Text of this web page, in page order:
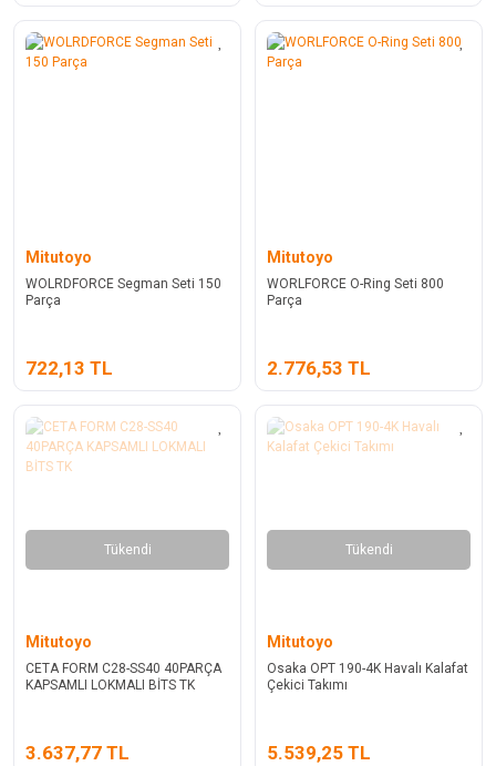
Mitutoyo
WOLRDFORCE Segman Seti 150
Parça
722,13 TL
Mitutoyo
WORLFORCE O-Ring Seti 800
Parça
2.776,53 TL
Tükendi
Mitutoyo
CETA FORM C28-SS40 40PARÇA
KAPSAMLI LOKMALI BİTS TK
3.637,77 TL
Tükendi
Mitutoyo
Osaka OPT 190-4K Havalı Kalafat
Çekici Takımı
5.539,25 TL